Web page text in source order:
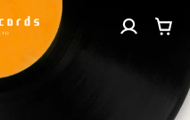
グ
イ
ー